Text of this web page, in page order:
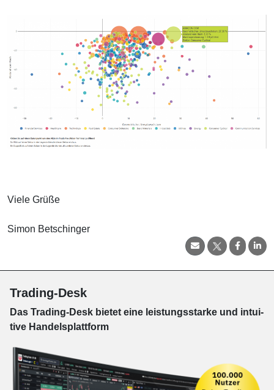
Viele Grüße
Simon Betschinger
Trading-Desk
Das Trading-Desk bie­tet eine leis­tungs­star­ke und in­tui­
tive Han­dels­platt­form